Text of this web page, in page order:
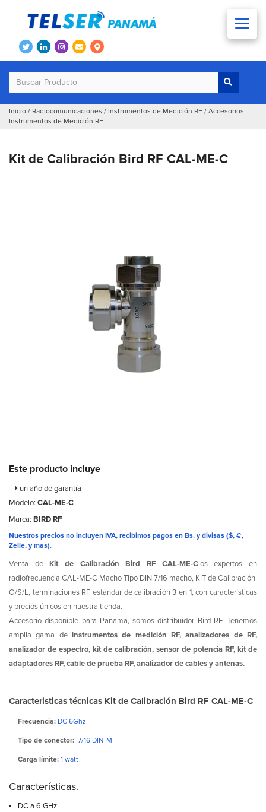
Inicio / Radiocomunicaciones / Instrumentos de Medición RF / Accesorios
Instrumentos de Medición RF
Kit de Calibración Bird RF CAL-ME-C
Este producto incluye
un año de garantía
Modelo: CAL-ME-C
Marca: BIRD RF
Nuestros precios no incluyen IVA, recibimos pagos en Bs. y divisas ($, €,
Zelle, y mas).
Venta deKit de Calibración Bird RF CAL-ME-Clos expertos en
radiofrecuencia CAL-ME-C Macho Tipo DIN 7/16 macho, KIT de Calibración
O/S/L, terminaciones RF estándar de calibración 3 en 1, con características
y precios únicos en nuestra tienda.
Accesorio disponible para Panamá, somos distribuidor Bird RF. Tenemos
amplia gama de instrumentos de medición RF, analizadores de RF,
analizador de espectro, kit de calibración, sensor de potencia RF, kit de
adaptadores RF, cable de prueba RF, analizador de cables y antenas.
Caracteristicas técnicas Kit de Calibración Bird RF CAL-ME-C
Frecuencia: DC 6Ghz
Tipo de conector: 7/16 DIN-M
Carga límite: 1 watt
Características.
DC a 6 GHz